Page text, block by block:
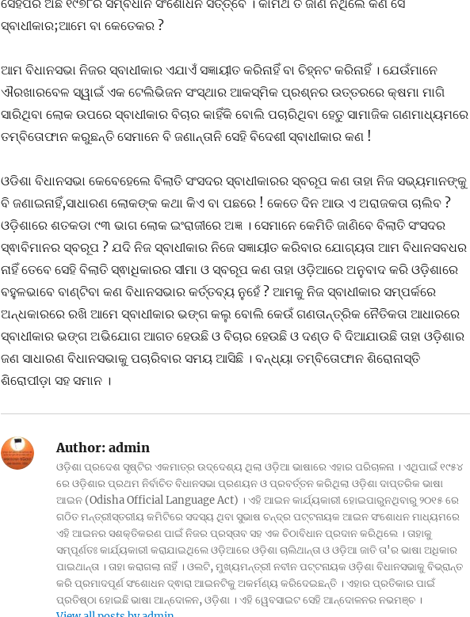
ସେହିପରି ଅଛି ୧୯୭୮ର ସମ୍ବିଧାନ ସଂଶୋଧନ ସତ୍ତ୍ବେ । କାମଥ ତ ଜାଣି ନଥିଲେ କଣ ସେ
ସ୍ବାଧୀକାର;ଆମେ ବା କେତେକର ?
ଆମ ବିଧାନସଭା ନିଜର ସ୍ବାଧୀକାର ଏଯାଏଁ ସଜ୍ଞାୟୀତ କରିନାହିଁ ବା ଚିହ୍ନଟ କରିନାହିଁ । ଯେଉଁମାନେ
ଐରଖାରବେଳ ସ୍ୱାଇଁ ଏକ ଟେଲିଭିଜନ ସଂସ୍ଥାର ଆକସ୍ମିକ ପ୍ରଶ୍ନର ଉତ୍ତରରେ କ୍ଷମା ମାଗି
ସାରିଥିବା ଲୋକ ଉପରେ ସ୍ବାଧୀକାର ବିଚାର କାହିଁକି ବୋଲି ପଚାରିଥିବା ହେତୁ ସାମାଜିକ ଗଣମାଧ୍ୟମରେ
ତମ୍ବିତୋଫାନ କରୁଛନ୍ତି ସେମାନେ ବି ଜଣାନ୍ତାନି ସେହି ବିଦେଶୀ ସ୍ବାଧୀକାର କଣ !
ଓଡିଶା ବିଧାନସଭା କେବେହେଲେ ବିଲାତି ସଂସଦର ସ୍ବାଧୀକାରର ସ୍ବରୂପ କଣ ତାହା ନିଜ ସଭ୍ୟମାନଙ୍କୁ
ବି ଜଣାଇନାହିଁ,ସାଧାରଣ ଲୋକଙ୍କ କଥା କିଏ ବା ପଛରେ ! କେତେ ଦିନ ଆଉ ଏ ଅରାଜକତା ଚାଲିବ ?
ଓଡ଼ିଶାରେ ଶତକଡା ୯୩ ଭାଗ ଲୋକ ଇଂରାଜୀରେ ଅଜ୍ଞ । ସେମାନେ କେମିତି ଜାଣିବେ ବିଲାତି ସଂସଦର
ସ୍ଵାବିମାନର ସ୍ବରୂପ ? ଯଦି ନିଜ ସ୍ବାଧୀକାର ନିଜେ ସଜ୍ଞାୟୀତ କରିବାର ଯୋଗ୍ୟତା ଆମ ବିଧାନସବଧର
ନାହିଁ ତେବେ ସେହି ବିଲାତି ସ୍ଵାଧିକାରର ସୀମା ଓ ସ୍ବରୂପ କଣ ତାହା ଓଡ଼ିଆରେ ଅନୁବାଦ କରି ଓଡ଼ିଶାରେ
ବହୁଳଭାବେ ବାଣ୍ଟିବା କଣ ବିଧାନସଭାର କର୍ତ୍ତବ୍ୟ ନୁହେଁ ? ଆମକୁ ନିଜ ସ୍ବାଧୀକାର ସମ୍ପର୍କରେ
ଅନ୍ଧକାରରେ ରଖି ଆମେ ସ୍ବାଧୀକାର ଭଙ୍ଗ କଲୁ ବୋଲି କେଉଁ ଗଣତାନ୍ତ୍ରିକ ନୈତିକତା ଆଧାରରେ
ସ୍ବାଧୀକାର ଭଙ୍ଗ ଅଭିଯୋଗ ଆଗତ ହେଉଛି ଓ ବିଚାର ହେଉଛି ଓ ଦଣ୍ଡ ବି ଦିଆଯାଉଛି ତାହା ଓଡ଼ିଶାର
ଜଣ ସାଧାରଣ ବିଧାନସଭାକୁ ପଚାରିବାର ସମୟ ଆସିଛି । ବନ୍ଧ୍ୟା ତମ୍ବିତୋଫାନ ଶିରୋନାସ୍ତି
ଶିରୋପୀଡ଼ା ସହ ସମାନ ।
Author:admin
ଓଡ଼ିଶା ପ୍ରଦେଶ ସୃଷ୍ଟିର ଏକମାତ୍ର ଉଦ୍ଦେଶ୍ୟ ଥିଲା ଓଡ଼ିଆ ଭାଷାରେ ଏହାର ପରିଚାଳନା । ଏଥିପାଇଁ ୧୯୫୪
ରେ ଓଡ଼ିଶାର ପ୍ରଥମ ନିର୍ବାଚିତ ବିଧାନସଭା ପ୍ରଣୟନ ଓ ପ୍ରବର୍ତ୍ତନ କରିଥିଲା ଓଡ଼ିଶା ଦାପ୍ତରିକ ଭାଷା
ଆଇନ (Odisha Official Language Act) । ଏହି ଆଇନ କାର୍ଯ୍ୟକାରୀ ହୋଇପାରୁନଥିବାରୁ ୨୦୧୫ ରେ
ଗଠିତ ମନ୍ତ୍ରୀସ୍ତରୀୟ କମିଟିରେ ସଦସ୍ୟ ଥିବା ସୁଭାଷ ଚନ୍ଦ୍ର ପଟ୍ଟନାୟକ ଆଇନ ସଂଶୋଧନ ମାଧ୍ୟମରେ
ଏହି ଆଇନର ସଶକ୍ତିକରଣ ପାଇଁ ନିଜର ପ୍ରସ୍ତାବ ସହ ଏକ ଚିଠାବିଧାନ ପ୍ରଦାନ କରିଥିଲେ । ତାହାକୁ
ସମ୍ପୂର୍ଣତଃ କାର୍ଯ୍ୟକାରୀ କରାଯାଇଥିଲେ ଓଡ଼ିଆରେ ଓଡ଼ିଶା ଚାଲିଥାନ୍ତା ଓ ଓଡ଼ିଆ ଜାତି ତା'ର ଭାଷା ଅଧିକାର
ପାଇଥାନ୍ତା । ତାହା କରାଗଲା ନାହିଁ । ଓଲଟି, ମୁଖ୍ୟମନ୍ତ୍ରୀ ନବୀନ ପଟ୍ଟନାୟକ ଓଡ଼ିଶା ବିଧାନସଭାକୁ ବିଭ୍ରାନ୍ତ
କରି ପ୍ରମାଦପୂର୍ଣ ସଂଶୋଧନ ଦ୍ଵାରା ଆଇନଟିକୁ ଅକର୍ମଣ୍ୟ କରିଦେଇଛନ୍ତି । ଏହାର ପ୍ରତିକାର ପାଇଁ
ପ୍ରତିଷ୍ଠା ହୋଇଛି ଭାଷା ଆନ୍ଦୋଳନ, ଓଡ଼ିଶା । ଏହି ୱେବସାଇଟ ସେହି ଆନ୍ଦୋଳନର ନଭମଞ୍ଚ ।